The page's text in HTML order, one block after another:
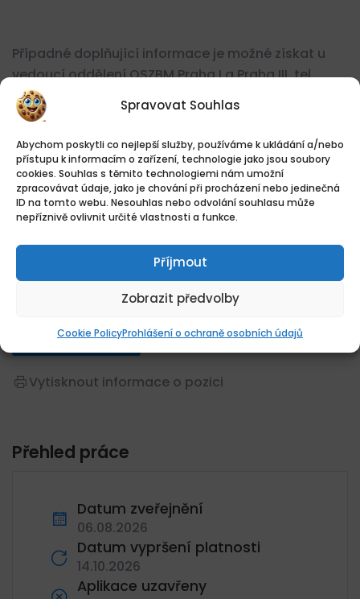
Spravovat Souhlas
Abychom poskytli co nejlepší služby, používáme k ukládání a/nebo
přístupu k informacím o zařízení, technologie jako jsou soubory
cookies. Souhlas s těmito technologiemi nám umožní
zpracovávat údaje, jako je chování při procházení nebo jedinečná
ID na tomto webu. Nesouhlas nebo odvolání souhlasu může
nepříznivě ovlivnit určité vlastnosti a funkce.
Příjmout
Zobrazit předvolby
Cookie PolicyProhlášení o ochraně osobních údajů
Případné doplňující informace je možné získat u
vedoucí oddělení OSZBM Praha I a Praha III, tel.
číslo: 974 822 624 nebo u zástupce vedoucí
oddělení OSZBM Praha I a Praha III, tel. číslo:
974 822 617.
Kontakt je dostupný po přihlášení.
Vytvořte si účet zdarma a můžete poslat
životopis, napsat firmě nebo zobrazit telefon.
PŘIHLÁSIT / REGISTROVAT
SDÍLET
Vytisknout informace o pozici
Přehled práce
Datum zveřejnění
06.08.2026
Datum vypršení platnosti
14.10.2026
Aplikace uzavřeny